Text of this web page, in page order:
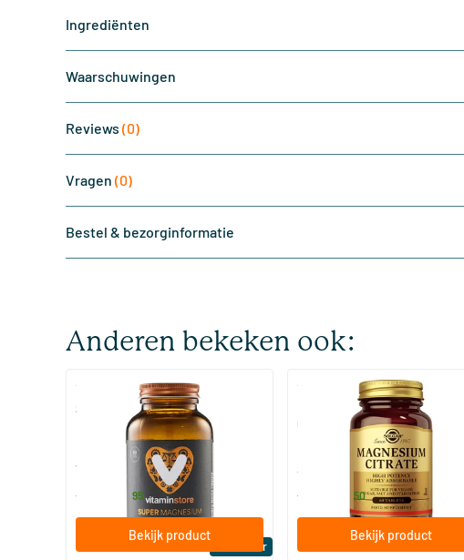
Ingrediënten
Waarschuwingen
Reviews (0)
Vragen (0)
Bestel & bezorginformatie
Anderen bekeken ook:
Bestseller
(510)
Super Magnesium
60/​120 tabletten
Vitaminstore
vanaf 95
Bekijk product
(287)
Magnesium Citrate
Citraat)
60/​120 tabletten
Solgar Vitamins
vanaf 50
Bekijk product